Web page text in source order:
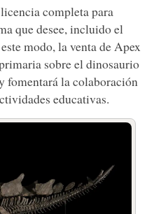
completa para
que desee, incluido el
modo, la venta de Apex
sobre el dinosaurio
fomentará la colaboración
educativas.